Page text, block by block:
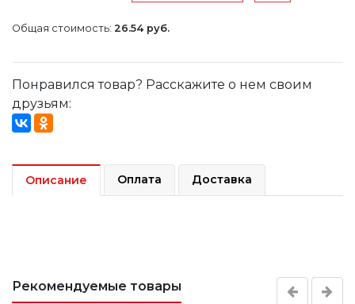
Общая стоимость: 26.54 руб.
Понравился товар? Расскажите о нем своим
друзьям:
Описание Оплата Доставка
Рекомендуемые товары